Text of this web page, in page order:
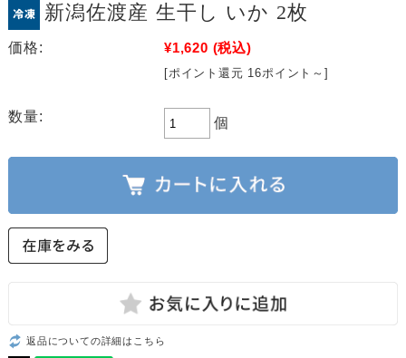
新潟佐渡産 生干し いか 2枚
価格: ¥1,620 (税込)
[ポイント還元 16ポイント～]
数量: 個
返品についての詳細はこちら